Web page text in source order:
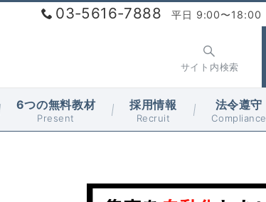
03-5616-7888 平日 9:00〜18:00
サイト内検索
6つの無料教材
Present
採用情報
Recruit
法令遵守
Compliance